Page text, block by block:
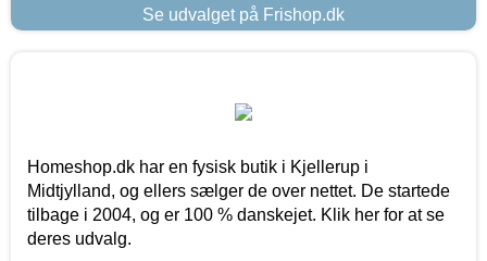
Se udvalget på Frishop.dk
Homeshop.dk har en fysisk butik i Kjellerup i
Midtjylland, og ellers sælger de over nettet. De startede
tilbage i 2004, og er 100 % danskejet. Klik her for at se
deres udvalg.